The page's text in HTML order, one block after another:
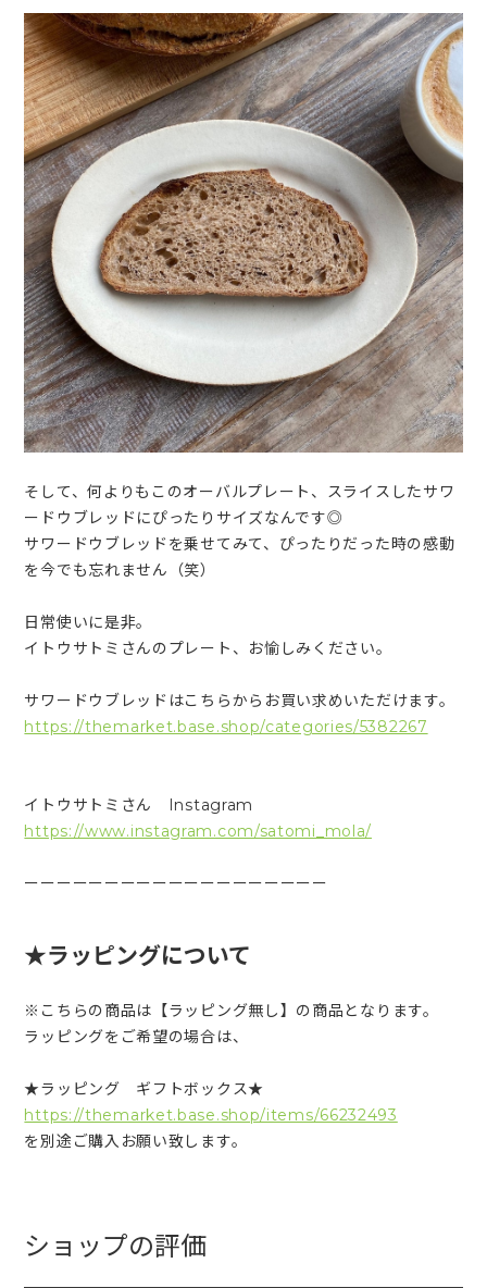
そして、何よりもこのオーバルプレート、スライスしたサワ
ードウブレッドにぴったりサイズなんです◎
サワードウブレッドを乗せてみて、ぴったりだった時の感動
を今でも忘れません（笑）
日常使いに是非。
イトウサトミさんのプレート、お愉しみください。
サワードウブレッドはこちらからお買い求めいただけます。
https://themarket.base.shop/categories/5382267
イトウサトミさん Instagram
https://www.instagram.com/satomi_mola/
ーーーーーーーーーーーーーーーーーーー
★ラッピングについて
※こちらの商品は【ラッピング無し】の商品となります。
ラッピングをご希望の場合は、
★ラッピング ギフトボックス★
https://themarket.base.shop/items/66232493
を別途ご購入お願い致します。
ショップの評価